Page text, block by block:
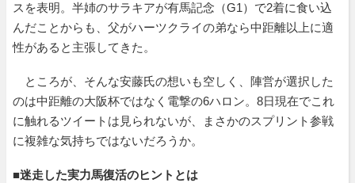
スを表明。半姉のサラキアが有馬記念（G1）で2着に食い込
んだことからも、父がハーツクライの弟なら中距離以上に適
性があると主張してきた。
ところが、そんな安藤氏の想いも空しく、陣営が選択した
のは中距離の大阪杯ではなく電撃の6ハロン。8日現在でこれ
に触れるツイートは見られないが、まさかのスプリント参戦
に複雑な気持ちではないだろうか。
■迷走した実力馬復活のヒントとは